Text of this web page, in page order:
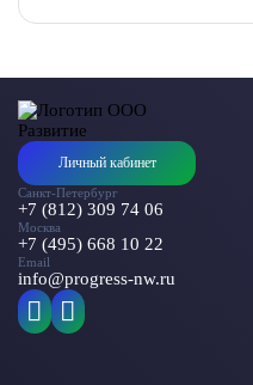
Личный кабинет
Санкт-Петербург
+7 (812) 309 74 06
Москва
+7 (495) 668 10 22
Email
info@progress-nw.ru